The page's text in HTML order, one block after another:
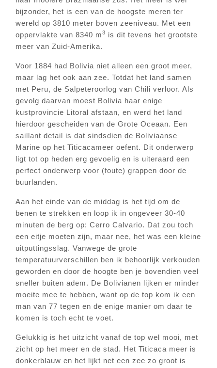
bijzonder, het is een van de hoogste meren ter
wereld op 3810 meter boven zeeniveau. Met een
oppervlakte van 8340 m3 is dit tevens het grootste
meer van Zuid-Amerika.
Voor 1884 had Bolivia niet alleen een groot meer,
maar lag het ook aan zee. Totdat het land samen
met Peru, de Salpeteroorlog van Chili verloor. Als
gevolg daarvan moest Bolivia haar enige
kustprovincie Litoral afstaan, en werd het land
hierdoor gescheiden van de Grote Oceaan. Een
saillant detail is dat sindsdien de Boliviaanse
Marine op het Titicacameer oefent. Dit onderwerp
ligt tot op heden erg gevoelig en is uiteraard een
perfect onderwerp voor (foute) grappen door de
buurlanden.
Aan het einde van de middag is het tijd om de
benen te strekken en loop ik in ongeveer 30-40
minuten de berg op: Cerro Calvario. Dat zou toch
een eitje moeten zijn, maar nee, het was een kleine
uitputtingsslag. Vanwege de grote
temperatuurverschillen ben ik behoorlijk verkouden
geworden en door de hoogte ben je bovendien veel
sneller buiten adem. De Bolivianen lijken er minder
moeite mee te hebben, want op de top kom ik een
man van 77 tegen en de enige manier om daar te
komen is toch echt te voet.
Gelukkig is het uitzicht vanaf de top wel mooi, met
zicht op het meer en de stad. Het Titicaca meer is
donkerblauw en het lijkt net een zee zo groot is